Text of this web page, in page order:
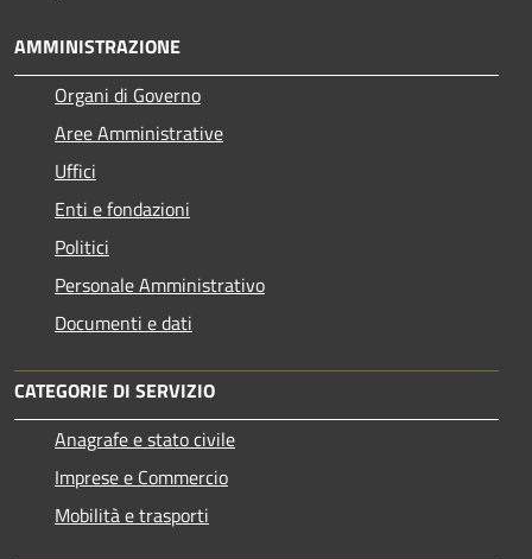
AMMINISTRAZIONE
Organi di Governo
Aree Amministrative
Uffici
Enti e fondazioni
Politici
Personale Amministrativo
Documenti e dati
CATEGORIE DI SERVIZIO
Anagrafe e stato civile
Imprese e Commercio
Mobilità e trasporti